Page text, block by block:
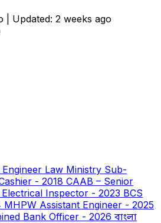
| Updated: 2 weeks ago
Law Ministry Sub-
- 2018 CAAB – Senior
Electrical Inspector - 2023 BCS
MHPW Assistant Engineer - 2025
Bank Officer - 2026 বাংলা